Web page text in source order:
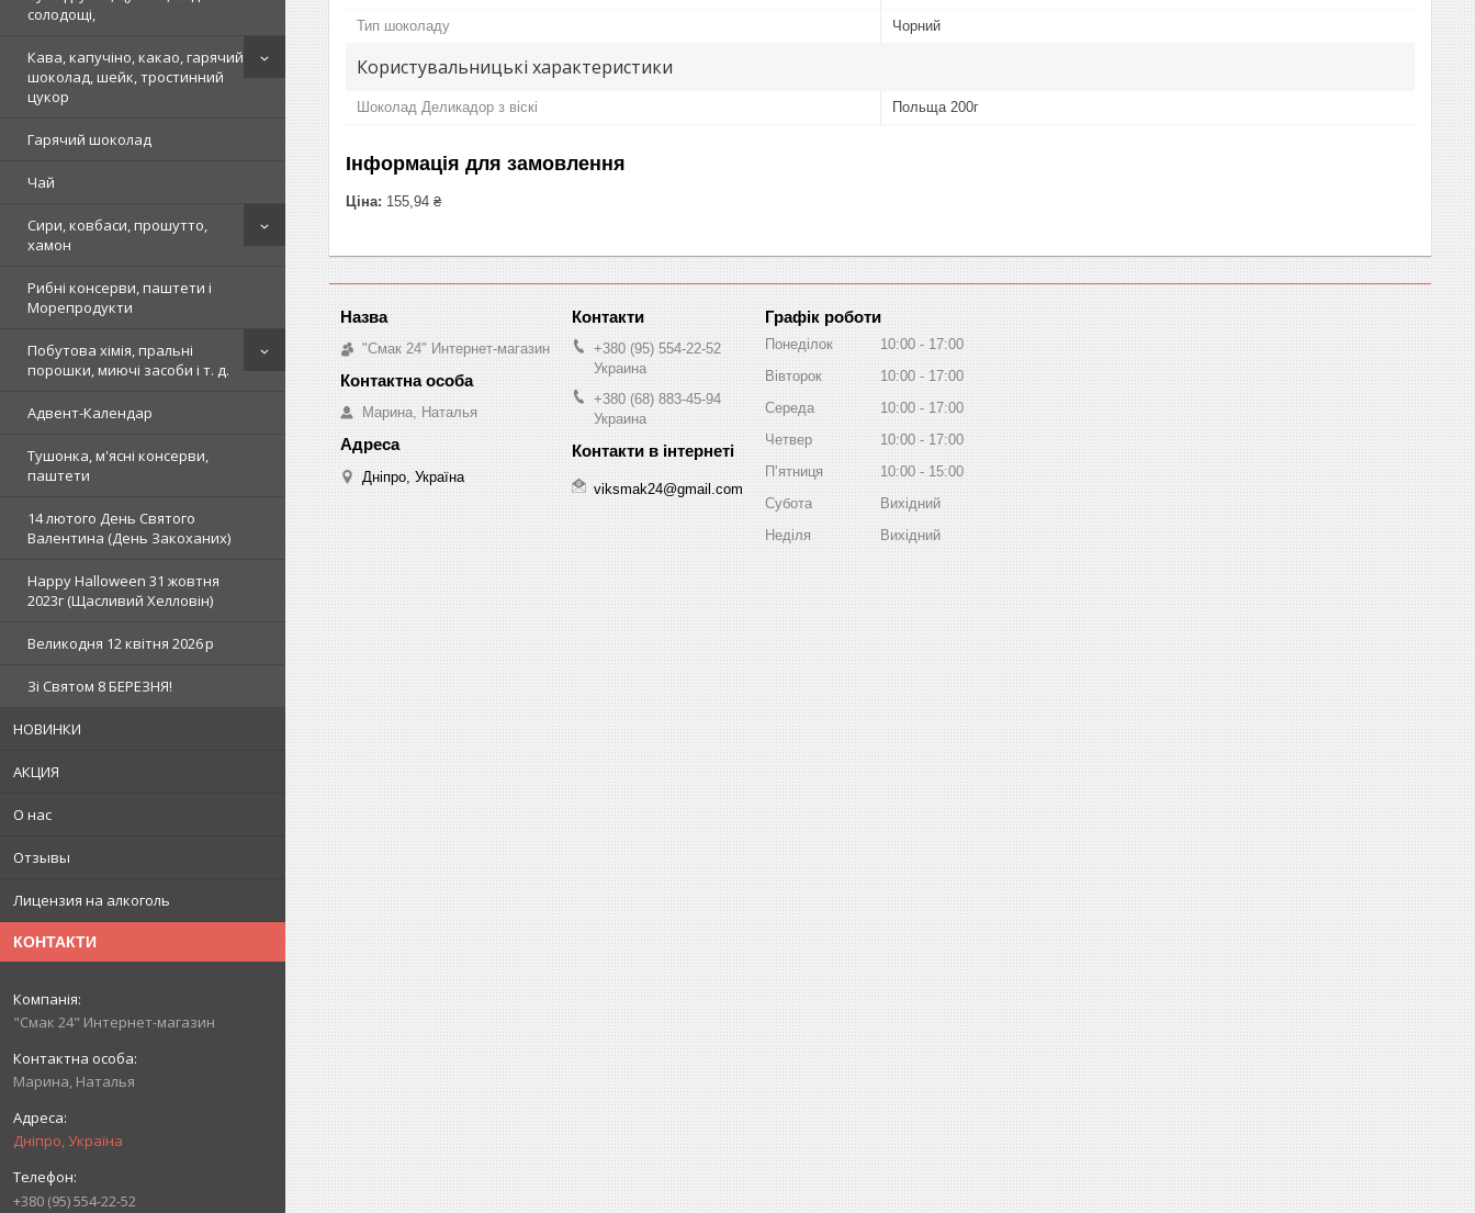
солодощі,
Кава, капучіно, какао, гарячий
шоколад, шейк, тростинний
цукор
Гарячий шоколад
Чай
Сири, ковбаси, прошутто,
хамон
Рибні консерви, паштети і
Морепродукти
Побутова хімія, пральні
порошки, миючі засоби і т. д.
Адвент-Календар
Тушонка, м'ясні консерви,
паштети
14 лютого День Святого
Валентина (День Закоханих)
Happy Halloween 31 жовтня
2023г (Щасливий Хелловін)
Великодня 12 квітня 2026 р
Зi Святом 8 БЕРЕЗНЯ!
НОВИНКИ
АКЦИЯ
О нас
Отзывы
Лицензия на алкоголь
КОНТАКТИ
"Смак 24" Интернет-магазин
Марина, Наталья
Дніпро, Україна
+380 (95) 554-22-52
Тип шоколаду Чорний
Користувальницькі характеристики
Шоколад Деликадор з віскі Польща 200г
Інформація для замовлення
Ціна: 155,94 ₴
"Смак 24" Интернет-магазин
Марина, Наталья
Дніпро, Україна
+380 (95) 554-22-52
Украина
+380 (68) 883-45-94
Украина
viksmak24@gmail.com
Графік роботи
Понеділок 10:00
17:00
Вівторок
10:00
17:00
Середа
10:00
17:00
Четвер
10:00
17:00
Пʼятниця
10:00
15:00
Субота
Вихідний
Неділя
Вихідний